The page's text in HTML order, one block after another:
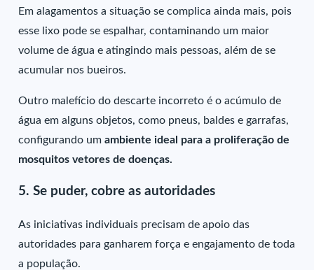
Em alagamentos a situação se complica ainda mais, pois
esse lixo pode se espalhar, contaminando um maior
volume de água e atingindo mais pessoas, além de se
acumular nos bueiros.
Outro malefício do descarte incorreto é o acúmulo de
água em alguns objetos, como pneus, baldes e garrafas,
configurando um ambiente ideal para a proliferação de
mosquitos vetores de doenças.
5. Se puder, cobre as autoridades
As iniciativas individuais precisam de apoio das
autoridades para ganharem força e engajamento de toda
a população.